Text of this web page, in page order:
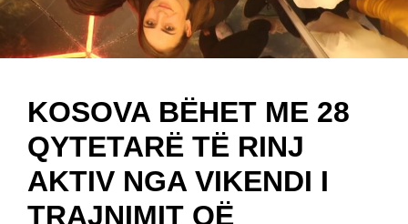
KOSOVA BËHET ME 28
QYTETARË TË RINJ
AKTIV NGA VIKENDI I
TRAJNIMIT QË